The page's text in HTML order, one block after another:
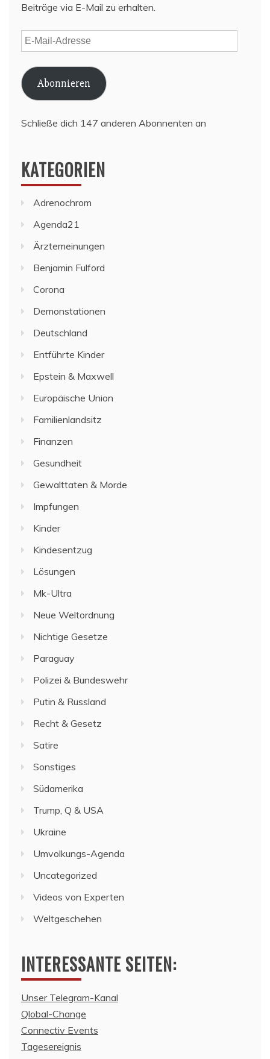
Beiträge via E-Mail zu erhalten.
E-
Mail-
Adresse
Abonnieren
Schließe dich 147 anderen Abonnenten an
KATEGORIEN
Adrenochrom
Agenda21
Ärztemeinungen
Benjamin Fulford
Corona
Demonstationen
Deutschland
Entführte Kinder
Epstein & Maxwell
Europäische Union
Familienlandsitz
Finanzen
Gesundheit
Gewalttaten & Morde
Impfungen
Kinder
Kindesentzug
Lösungen
Mk-Ultra
Neue Weltordnung
Nichtige Gesetze
Paraguay
Polizei & Bundeswehr
Putin & Russland
Recht & Gesetz
Satire
Sonstiges
Südamerika
Trump, Q & USA
Ukraine
Umvolkungs-Agenda
Uncategorized
Videos von Experten
Weltgeschehen
INTERESSANTE SEITEN:
Unser Telegram-Kanal
Qlobal-Change
Connectiv Events
Tagesereignis